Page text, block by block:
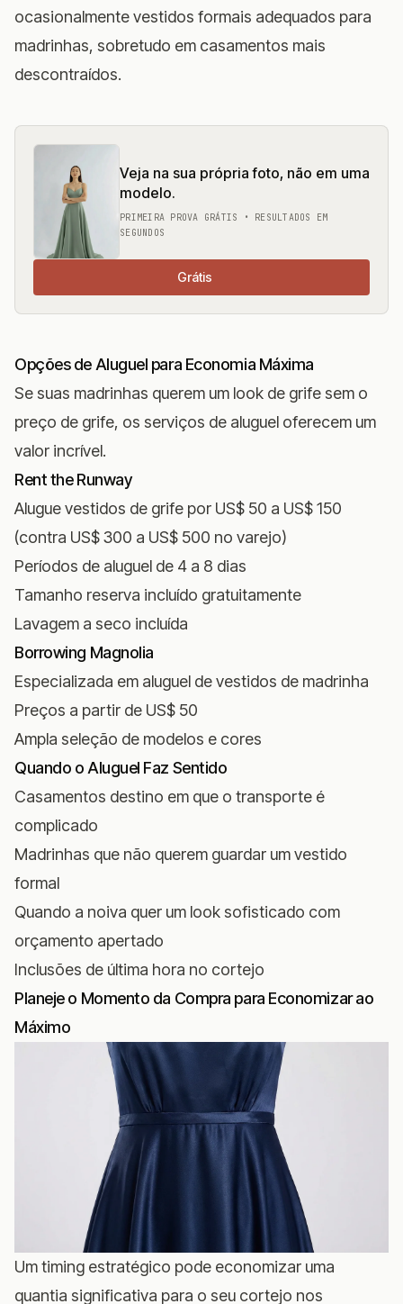
ocasionalmente vestidos formais adequados para
madrinhas, sobretudo em casamentos mais
descontraídos.
Veja na sua própria foto, não em uma
modelo.
PRIMEIRA PROVA GRÁTIS • RESULTADOS EM
SEGUNDOS
Grátis
Opções de Aluguel para Economia Máxima
Se suas madrinhas querem um look de grife sem o
preço de grife, os serviços de aluguel oferecem um
valor incrível.
Rent the Runway
Alugue vestidos de grife por US$ 50 a US$ 150
(contra US$ 300 a US$ 500 no varejo)
Períodos de aluguel de 4 a 8 dias
Tamanho reserva incluído gratuitamente
Lavagem a seco incluída
Borrowing Magnolia
Especializada em aluguel de vestidos de madrinha
Preços a partir de US$ 50
Ampla seleção de modelos e cores
Quando o Aluguel Faz Sentido
Casamentos destino em que o transporte é
complicado
Madrinhas que não querem guardar um vestido
formal
Quando a noiva quer um look sofisticado com
orçamento apertado
Inclusões de última hora no cortejo
Planeje o Momento da Compra para Economizar ao
Máximo
Um timing estratégico pode economizar uma
quantia significativa para o seu cortejo nos